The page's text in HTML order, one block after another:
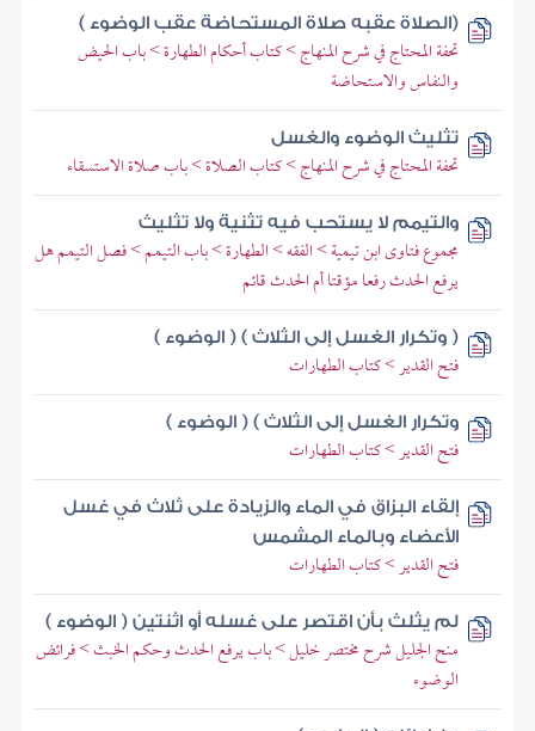
(الصلاة عقبه صلاة المستحاضة عقب الوضوء )
تحفة المحتاج في شرح المنهاج > كتاب أحكام الطهارة > باب الحيض
والنفاس والاستحاضة
تثليث الوضوء والغسل
تحفة المحتاج في شرح المنهاج > كتاب الصلاة > باب صلاة الاستسقاء
والتيمم لا يستحب فيه تثنية ولا تثليث
مجموع فتاوى ابن تيمية > الفقه > الطهارة > باب التيمم > فصل التيمم هل
يرفع الحدث رفعا مؤقتا أم الحدث قائم
( وتكرار الغسل إلى الثلاث ) ( الوضوء )
فتح القدير > كتاب الطهارات
وتكرار الغسل إلى الثلاث ) ( الوضوء )
فتح القدير > كتاب الطهارات
إلقاء البزاق في الماء والزيادة على ثلاث في غسل
الأعضاء وبالماء المشمس
فتح القدير > كتاب الطهارات
لم يثلث بأن اقتصر على غسله أو اثنتين ( الوضوء )
منح الجليل شرح مختصر خليل > باب يرفع الحدث وحكم الخبث > فرائض
الوضوء